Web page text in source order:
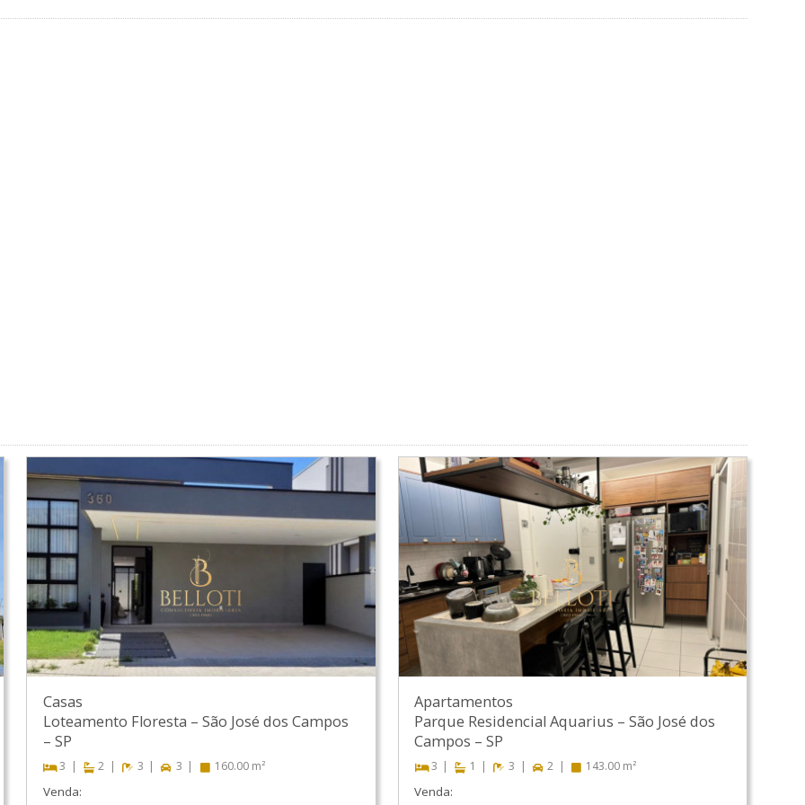
Casas
Loteamento Floresta – São José dos Campos
– SP
3 2 3 3 160.00 m²
Venda:
Apartamentos
Parque Residencial Aquarius –São José dos
Campos –SP
3 1 3 2 143.00 m²
Venda: